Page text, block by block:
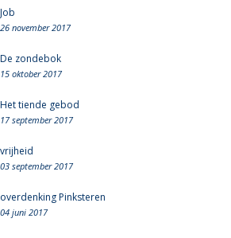
Job
26 november 2017
De zondebok
15 oktober 2017
Het tiende gebod
17 september 2017
vrijheid
03 september 2017
overdenking Pinksteren
04 juni 2017